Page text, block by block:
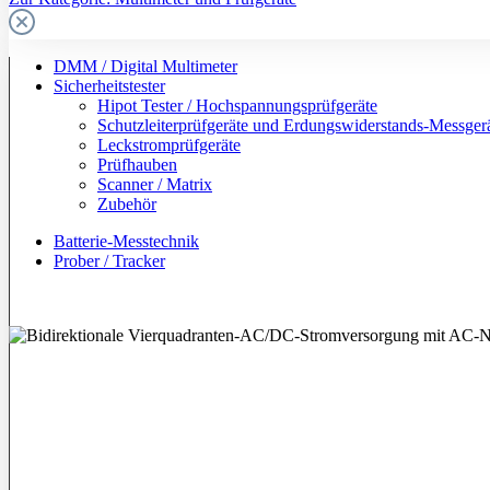
DMM / Digital Multimeter
Sicherheitstester
Hipot Tester / Hochspannungsprüfgeräte
Schutzleiterprüfgeräte und Erdungswiderstands-
Leckstromprüfgeräte
Prüfhauben
Scanner / Matrix
Zubehör
Batterie-Messtechnik
Prober / Tracker